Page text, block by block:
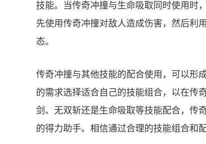
技能。当传奇冲撞与生命吸取同时使用时
先使用传奇冲撞对敌人造成伤害，然后利
态。
传奇冲撞与其他技能的配合使用，可以形
的需求选择适合自己的技能组合，以在传
剑、无双斩还是生命吸取等技能配合，传
的得力助手。相信通过合理的技能组合和